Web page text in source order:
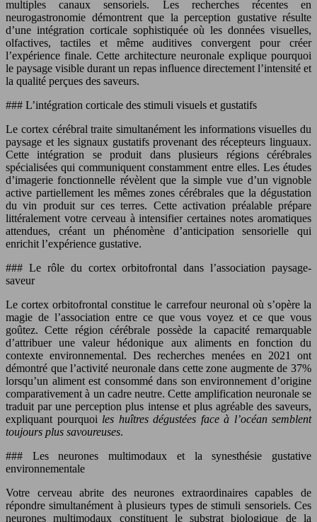
multiples canaux sensoriels. Les recherches récentes en
neurogastronomie démontrent que la perception gustative résulte
d’une intégration corticale sophistiquée où les données visuelles,
olfactives, tactiles et même auditives convergent pour créer
l’expérience finale. Cette architecture neuronale explique pourquoi
le paysage visible durant un repas influence directement l’intensité et
la qualité perçues des saveurs.
### L’intégration corticale des stimuli visuels et gustatifs
Le cortex cérébral traite simultanément les informations visuelles du
paysage et les signaux gustatifs provenant des récepteurs linguaux.
Cette intégration se produit dans plusieurs régions cérébrales
spécialisées qui communiquent constamment entre elles. Les études
d’imagerie fonctionnelle révèlent que la simple vue d’un vignoble
active partiellement les mêmes zones cérébrales que la dégustation
du vin produit sur ces terres. Cette activation préalable prépare
littéralement votre cerveau à intensifier certaines notes aromatiques
attendues, créant un phénomène d’anticipation sensorielle qui
enrichit l’expérience gustative.
### Le rôle du cortex orbitofrontal dans l’association paysage-
saveur
Le cortex orbitofrontal constitue le carrefour neuronal où s’opère la
magie de l’association entre ce que vous voyez et ce que vous
goûtez. Cette région cérébrale possède la capacité remarquable
d’attribuer une valeur hédonique aux aliments en fonction du
contexte environnemental. Des recherches menées en 2021 ont
démontré que l’activité neuronale dans cette zone augmente de 37%
lorsqu’un aliment est consommé dans son environnement d’origine
comparativement à un cadre neutre. Cette amplification neuronale se
traduit par une perception plus intense et plus agréable des saveurs,
expliquant pourquoi les huîtres dégustées face à l’océan semblent
toujours plus savoureuses.
### Les neurones multimodaux et la synesthésie gustative
environnementale
Votre cerveau abrite des neurones extraordinaires capables de
répondre simultanément à plusieurs types de stimuli sensoriels. Ces
neurones multimodaux constituent le substrat biologique de la